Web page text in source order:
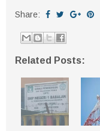
Share:
Related Posts: